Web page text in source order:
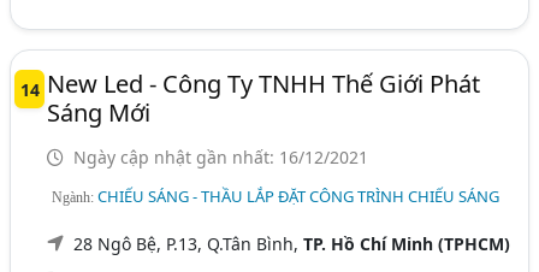
14 New Led - Công Ty TNHH Thế Giới Phát
Sáng Mới
Ngày cập nhật gần nhất: 16/12/2021
Ngành:CHIẾU SÁNG - THẦU LẮP ĐẶT CÔNG TRÌNH CHIẾU SÁNG
28 Ngô Bệ, P.13, Q.Tân Bình,TP. Hồ Chí Minh (TPHCM)